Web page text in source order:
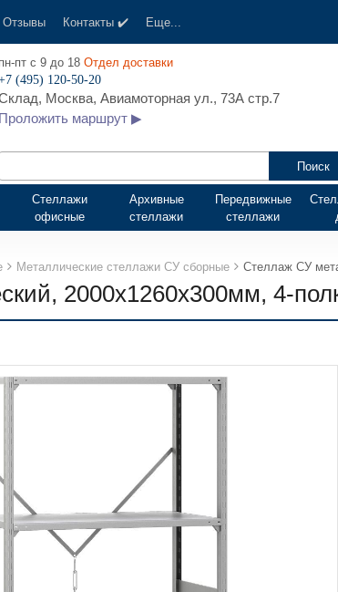
Отзывы Контакты ✔️ Еще...
пн-пт с 9 до 18 Отдел доставки
(495) 120-50-20
Москва, Авиамоторная ул., 73А стр.7
Проложить маршрут ▶
Стеллажи
офисные
Архивные
стеллажи
Передвижные
стеллажи
Металлические стеллажи СУ сборные Стеллаж СУ
2000х1260х300мм, 4-